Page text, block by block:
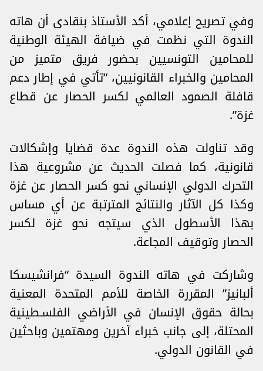
وفي تصريح إعلامي، أكد الأستاذ بنقادى أن هاته
الندوة التي نظمت في ضيافة الهيئة الوطنية
للمحامين التونسيين بحضور فريق متميز من
المحامين والخبراء القانونيين، “تأتي في إطار دعم
قافلة الصمود العالمي لكسر الحصار عن قطاع
غزة”.
وقد تناولت هذه الندوة عدة قضايا وإشكالات
قانونية، كما فصلت الحديث عن مشروعية هذا
التحرك الدولي الإنساني نحو كسر الحصار عن غزة
وكذا كل الآثار والنتائج المترتبة عن أي مساس
بهذا الأسطول الذي سيتجه نحو غزة لكسر
الحصار وتوقيف المجاعة.
وشاركت في هاته الندوة السيدة “فرانشيسكا
ألبانيز” المقررة الخاصة للأمم المتحدة المعنية
بحالة حقوق الإنسان في الأراضي الفلسـطينية
المحتلة، إلى جانب خبراء آخرين ومهتمين وباحثين
في القانون الدولي.